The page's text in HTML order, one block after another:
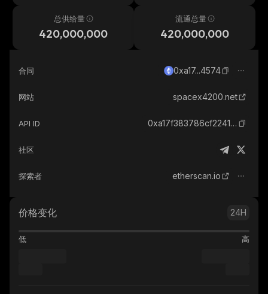
总供给量
420,000,000
流通总量
420,000,000
合同 0xa17...4574
网站 spacex4200.net
API ID 0xa17f383786cf2241affe41b130d8c373fdb34574_ethereum
社区
探索者 etherscan.io
价格变化 24H
低 高